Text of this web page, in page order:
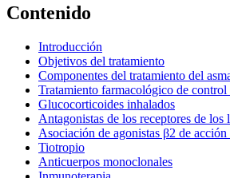
Contenido
Introducción
Objetivos del tratamiento
Componentes del tratamiento del
Tratamiento farmacológico de control
Glucocorticoides inhalados
Antagonistas de los receptores de los
Asociación de agonistas β2 de
Tiotropio
Anticuerpos monoclonales